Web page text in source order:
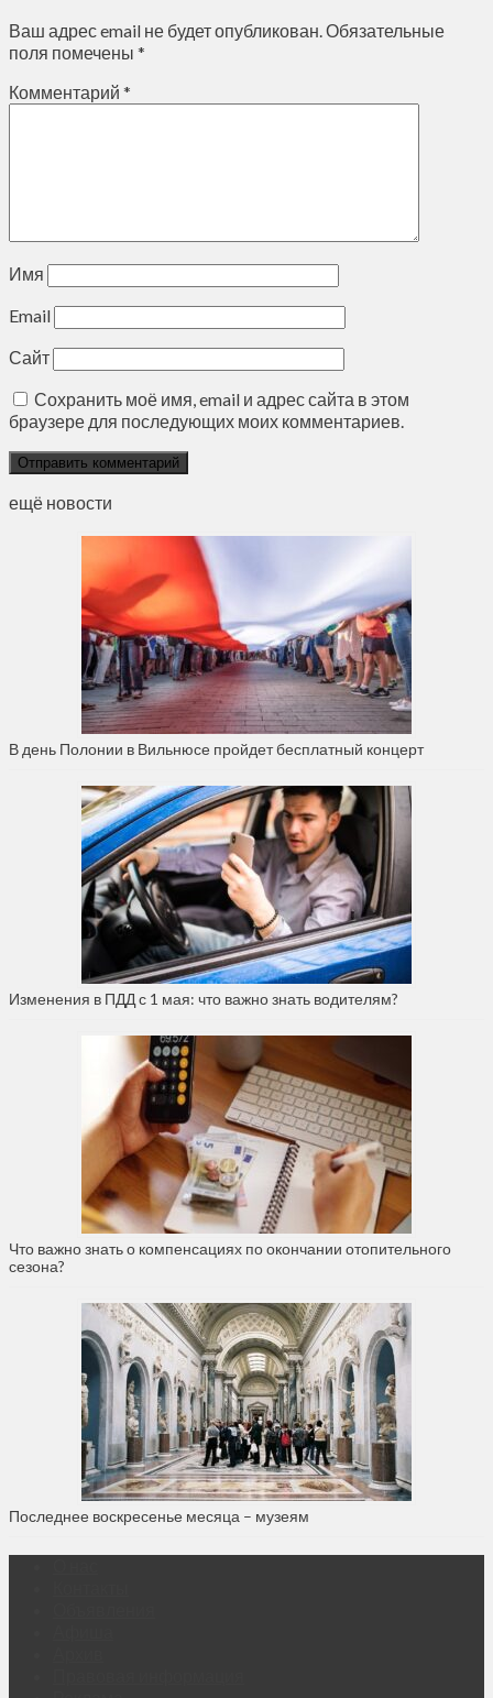
Ваш адрес email не будет опубликован.Обязательные
поля помечены *
Комментарий *
Имя
Email
Сайт
Сохранить моё имя, email и адрес сайта в этом
браузере для последующих моих комментариев.
ещё новости
В день Полонии в Вильнюсе пройдет бесплатный концерт
Изменения в ПДД с 1 мая: что важно знать водителям?
Что важно знать о компенсациях по окончании отопительного
сезона?
Последнее воскресенье месяца – музеям